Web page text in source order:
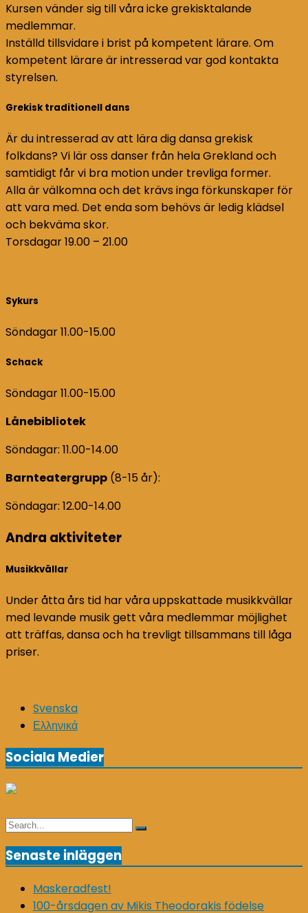
Kursen vänder sig till våra icke grekisktalande
medlemmar.
Inställd tillsvidare i brist på kompetent lärare. Om
kompetent lärare är intresserad var god kontakta
styrelsen.
Grekisk traditionell dans
Är du intresserad av att lära dig dansa grekisk
folkdans? Vi lär oss danser från hela Grekland och
samtidigt får vi bra motion under trevliga former.
Alla är välkomna och det krävs inga förkunskaper för
att vara med. Det enda som behövs är ledig klädsel
och bekväma skor.
Torsdagar 19.00 – 21.00
Sykurs
Söndagar 11.00-15.00
Schack
Söndagar 11.00-15.00
Lånebibliotek
Söndagar: 11.00-14.00
Barnteatergrupp (8-15 år):
Söndagar: 12.00-14.00
Andra aktiviteter
Musikkvällar
Under åtta års tid har våra uppskattade musikkvällar
med levande musik gett våra medlemmar möjlighet
att träffas, dansa och ha trevligt tillsammans till låga
priser.
Svenska
Ελληνικά
Sociala Medier
Search
Search
Senaste inläggen
Maskeradfest!
100-årsdagen av Mikis Theodorakis födelse